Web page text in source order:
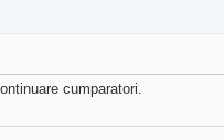
cumparatori.